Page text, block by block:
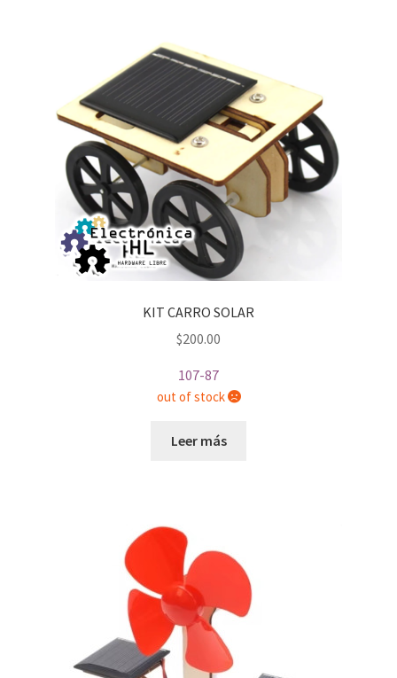
KIT CARRO SOLAR
$200.00
107-87
out of stock
Leer más